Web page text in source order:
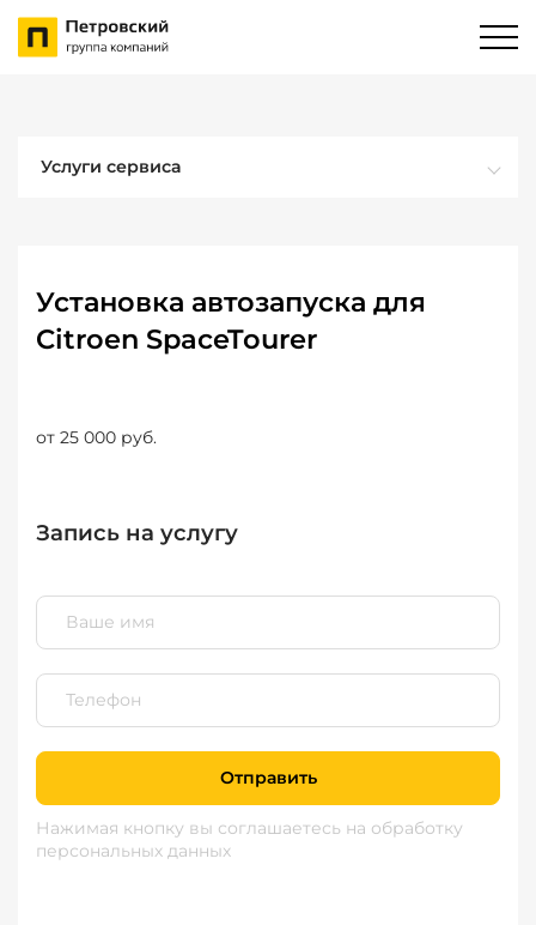
Услуги сервиса
Установка автозапуска для
Citroen SpaceTourer
от 25 000 руб.
Запись на услугу
Отправить
Нажимая кнопку вы соглашаетесь на обработку
персональных данных